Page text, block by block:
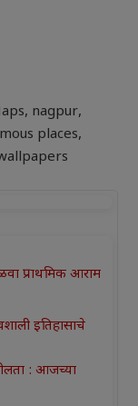
, nagpur,
places,
प्राथमिक आराम
इतिहासाचे
: आजच्या